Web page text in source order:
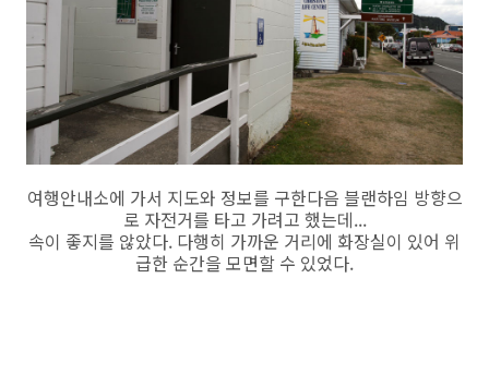
여행안내소에 가서 지도와 정보를 구한다음 블랜하임 방향으
로 자전거를 타고 가려고 했는데...
속이 좋지를 않았다. 다행히 가까운 거리에 화장실이 있어 위
급한 순간을 모면할 수 있었다.